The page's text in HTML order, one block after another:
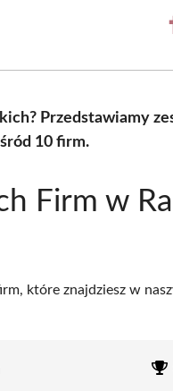
Przedstawiamy
10 firm.
Firm w
które znajdziesz w